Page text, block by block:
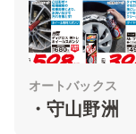
オートバックス
・守山野洲